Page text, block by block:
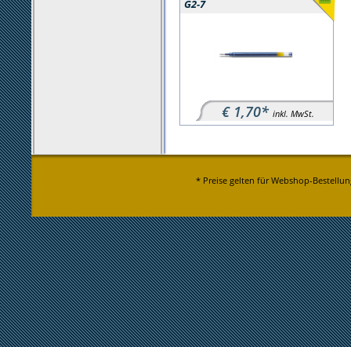
G2-7
€ 1,70* inkl. MwSt.
* Preise gelten für Webshop-